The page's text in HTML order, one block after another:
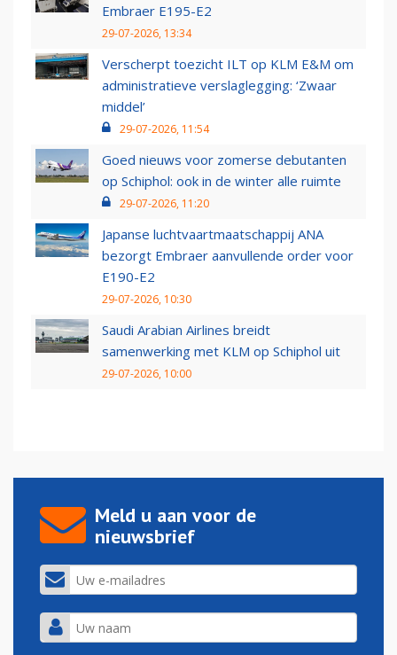
Embraer E195-E2
29-07-2026, 13:34
Verscherpt toezicht ILT op KLM E&M om
administratieve verslaglegging: ‘Zwaar
middel’
29-07-2026, 11:54
Goed nieuws voor zomerse debutanten
op Schiphol: ook in de winter alle ruimte
29-07-2026, 11:20
Japanse luchtvaartmaatschappij ANA
bezorgt Embraer aanvullende order voor
E190-E2
29-07-2026, 10:30
Saudi Arabian Airlines breidt
samenwerking met KLM op Schiphol uit
29-07-2026, 10:00
Meld u aan voor de
nieuwsbrief